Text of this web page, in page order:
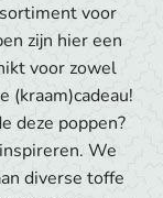
voor
zijn hier een
voor zowel
(kraam)cadeau!
deze poppen?
We
diverse toffe